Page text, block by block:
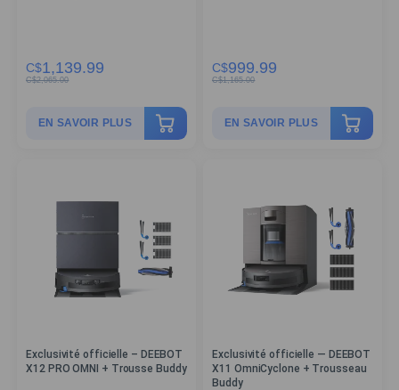
C$1,139.99
C$2,065.00
EN SAVOIR PLUS
C$999.99
C$1,165.00
EN SAVOIR PLUS
Exclusivité officielle – DEEBOT
X12 PRO OMNI + Trousse Buddy
Exclusivité officielle — DEEBOT
X11 OmniCyclone + Trousseau
Buddy